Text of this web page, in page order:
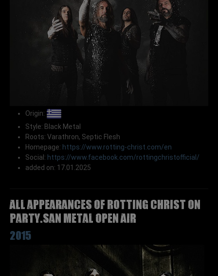
Origin:
Style: Black Metal
Roots: Varathron, Septic Flesh
Homepage: https://www.rotting-christ.com/en
Social: https://www.facebook.com/rottingchristofficial/
added on: 17.01.2025
All appearances of ROTTING CHRIST on
Party.San Metal Open Air
2015